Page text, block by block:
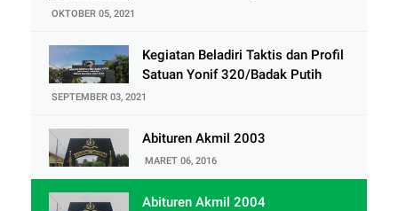
OKTOBER 05, 2021
Kegiatan Beladiri Taktis dan Profil
Satuan Yonif 320/Badak Putih
SEPTEMBER 03, 2021
Abituren Akmil 2003
MARET 06, 2016
Abituren Akmil 2004